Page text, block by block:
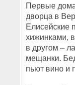
Первые дома
дворца в
Елисейские
хижинками,
в другом –
мещанки.
пьют вино и